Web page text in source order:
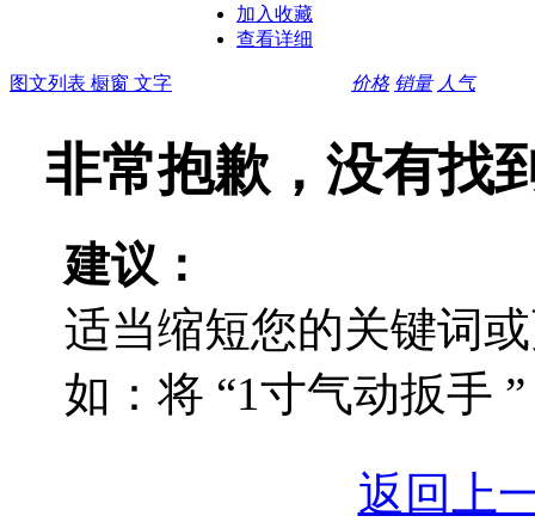
加入收藏
查看详细
图文列表 橱窗 文字 价格 销量 人气
非常抱歉，没有找
建议：
适当缩短您的关键词
如：将 “1寸气动扳手
返回上